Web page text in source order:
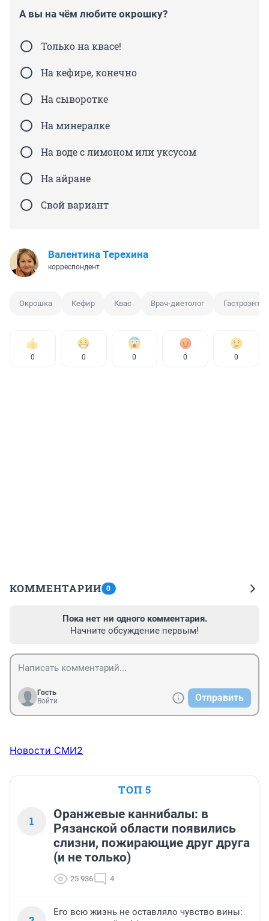
А вы на чём любите окрошку?
Только на квасе!
На кефире, конечно
На сыворотке
На минералке
На воде с лимоном или уксусом
На айране
Свой вариант
Валентина Терехина
корреспондент
Окрошка Кефир Квас Врач-диетолог
0 0 0 0 0
КОММЕНТАРИИ 0
Пока нет ни одного комментария.
Начните обсуждение первым!
Гость
Войти
Отправить
Новости СМИ2
ТОП 5
1
Оранжевые каннибалы: в
Рязанской области появились
слизни, пожирающие друг друга
(и не только)
25 936 4
Его всю жизнь не оставляло чувство вины: